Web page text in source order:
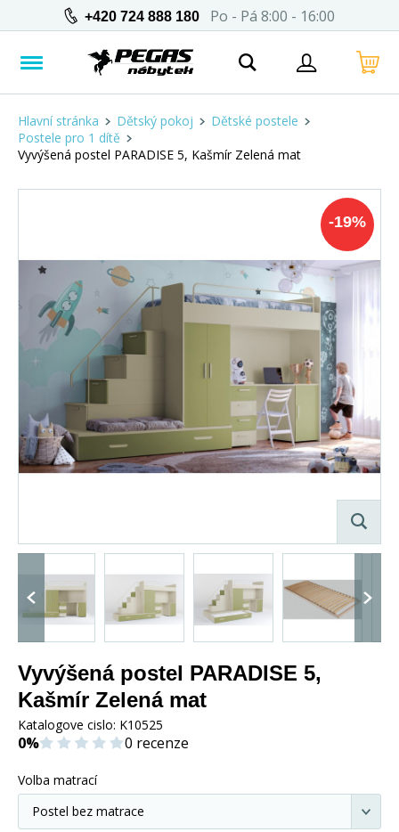
+420 724 888 180 Po - Pá 8:00 - 16:00
Hlavní stránka Dětský pokoj
Dětské postele
Postele pro 1 dítě
Vyvýšená postel PARADISE 5, Kašmír Zelená mat
-19%
Vyvýšená postel PARADISE 5,
Kašmír Zelená mat
Katalogove cislo: K10525
0% 0 recenze
Volba matrací